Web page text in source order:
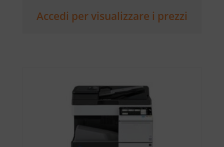
Accedi per visualizzare i prezzi